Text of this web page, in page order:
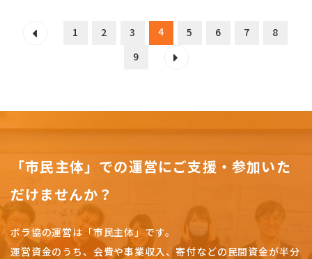
1 2 3 4 5 6 7
8
9
「市民主体」での運営にご支援・参加いた
だけませんか？
ボラ協の運営は「市民主体」です。
運営資金のうち、会費や事業収入、寄付などの民間資金が半分